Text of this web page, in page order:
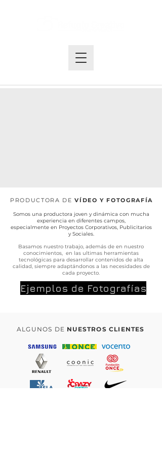
PRODUCTORA DEVÍDEO Y FOTOGRAFÍA
Somos una productora joven y dinámica con mucha
experiencia en diferentes campos,
especialmente en Proyectos Corporativos, Publicitarios
y Sociales.
Basamos nuestro trabajo, además de en nuestro
conocimientos, en las ultimas herramientas
tecnológicas para desarrollar contenidos de alta
calidad, siempre adaptándonos a las necesidades de
cada proyecto.
Ejemplos de Fotografías
ALGUNOS DE NUESTROS CLIENTES